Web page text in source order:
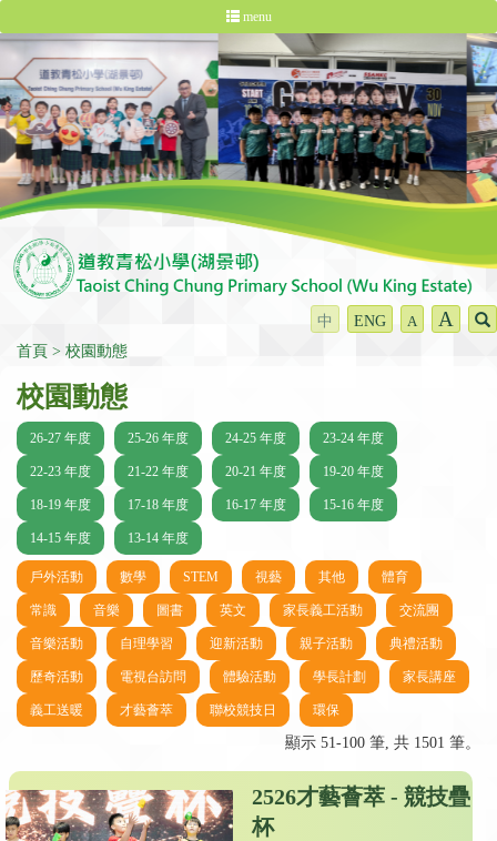
menu
中 ENG A A
首頁 校園動態
校園動態
26-27 年度 25-26 年度 24-25 年度 23-24 年度
22-23 年度 21-22 年度 20-21 年度 19-20 年度
18-19 年度 17-18 年度 16-17 年度 15-16 年度
14-15 年度 13-14 年度
戶外活動 數學 STEM 視藝 其他 體育
常識 音樂 圖書 英文 家長義工活動 交流團
音樂活動 自理學習 迎新活動 親子活動 典禮活動
歷奇活動 電視台訪問 體驗活動 學長計劃 家長講座
義工送暖 才藝薈萃 聯校競技日 環保
顯示 51-100 筆, 共 1501 筆。
2526才藝薈萃 - 競技疊
杯